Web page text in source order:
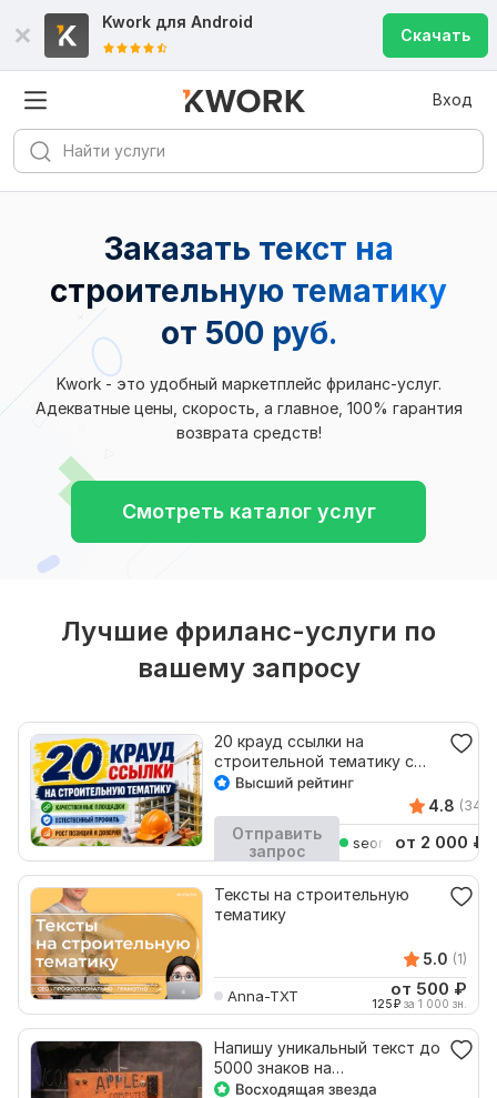
Kwork для Android
Скачать
Вход
Заказать текст на
строительную тематику
от 500 руб.
Kwork - это удобный маркетплейс фриланс-услуг.
Адекватные цены, скорость, а главное, 100% гарантия
возврата средств!
Смотреть каталог услуг
Лучшие фриланс-услуги по
вашему запросу
Кворк остановлен
20 крауд ссылки на
строительной тематику с
уникальным текстом
4.8 (34)
Отправить
запрос
seoranker672
от 2 000 ₽
Тексты на строительную
тематику
5.0 (1)
Anna-TXT от 500 ₽
125₽ за 1 000 зн.
Напишу уникальный текст до
5000 знаков на
строительную тематику